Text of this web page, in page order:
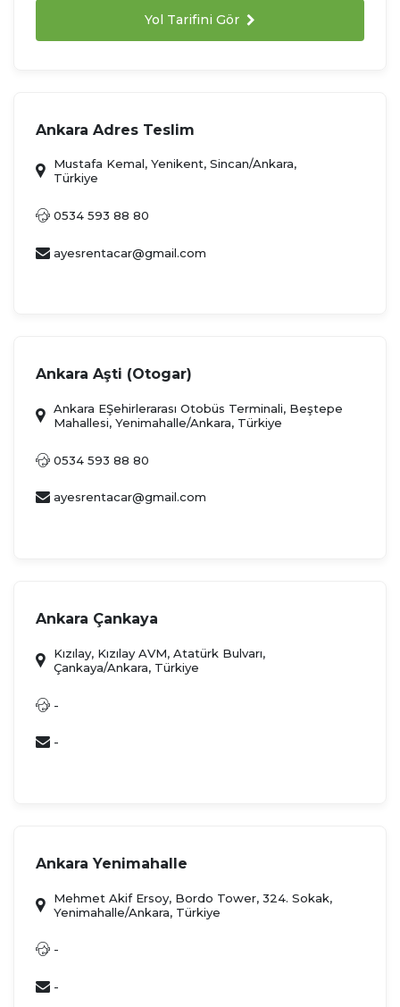
Yol Tarifini Gör
Ankara Adres Teslim
Mustafa Kemal, Yenikent, Sincan/Ankara,
Türkiye
0534 593 88 80
ayesrentacar@gmail.com
Ankara Aşti (Otogar)
Ankara EŞehirlerarası Otobüs Terminali, Beştepe
Mahallesi, Yenimahalle/Ankara, Türkiye
0534 593 88 80
ayesrentacar@gmail.com
Ankara Çankaya
Kızılay, Kızılay AVM, Atatürk Bulvarı,
Çankaya/Ankara, Türkiye
-
-
Ankara Yenimahalle
Mehmet Akif Ersoy, Bordo Tower, 324. Sokak,
Yenimahalle/Ankara, Türkiye
-
-